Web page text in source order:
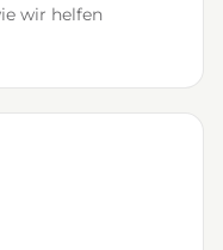
wir helfen